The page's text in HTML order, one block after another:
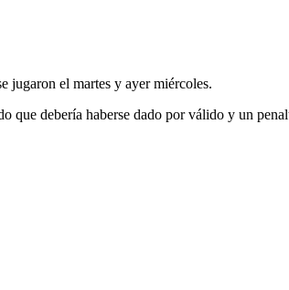
jugaron el martes y ayer miércoles.
que debería haberse dado por válido y un